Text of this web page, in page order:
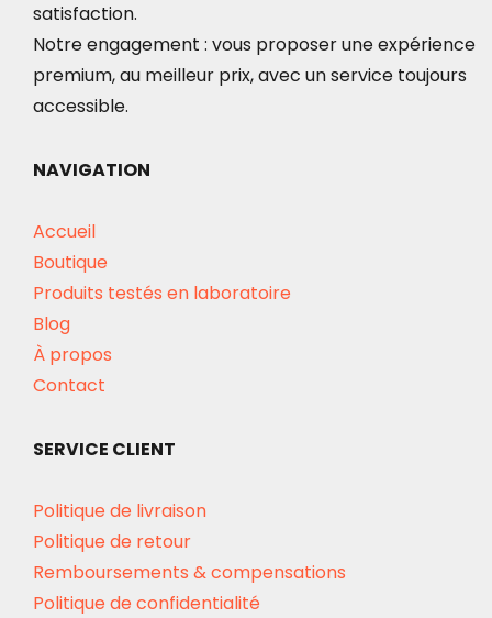
satisfaction.
Notre engagement : vous proposer une expérience
premium, au meilleur prix, avec un service toujours
accessible.
NAVIGATION
Accueil
Boutique
Produits testés en laboratoire
Blog
À propos
Contact
SERVICE CLIENT
Politique de livraison
Politique de retour
Remboursements & compensations
Politique de confidentialité